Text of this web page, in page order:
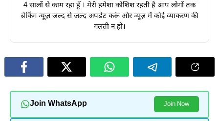
4 सालों से काम रहा हूँ । मेरी हमेशा कोशिश रहती है आप लोगों तक
ब्रेकिंग न्यूज़ जल्द से जल्द अपडेट करूं और न्यूज़ में कोई व्याकरण की
गलती न हो।
Join WhatsApp Join Now